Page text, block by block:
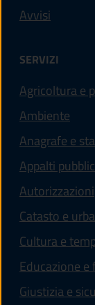
Avvisi
SERVIZI
Agricoltura e
Ambiente
Anagrafe e
Appalti
Autorizzazioni
Catasto e
Cultura e
Educazione
Giustizia e